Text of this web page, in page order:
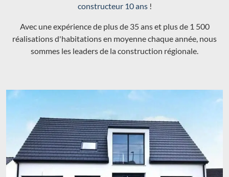
constructeur 10 ans!
Avec une expérience de plus de 35 ans et plus de 1 500
réalisations d'habitations en moyenne chaque année, nous
sommes les leaders de la construction régionale.